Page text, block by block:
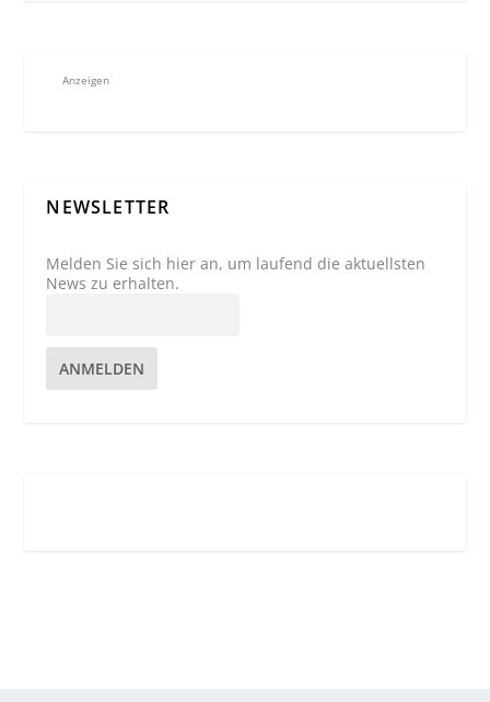
Anzeigen
NEWSLETTER
Melden Sie sich hier an, um laufend die aktuellsten
News zu erhalten.
ANMELDEN